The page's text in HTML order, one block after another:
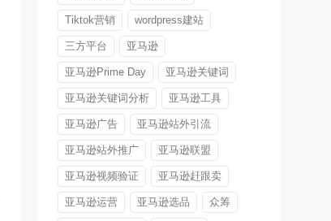
Tiktok营销 wordpress建站
三方平台 亚马逊
亚马逊Prime Day 亚马逊关键词
亚马逊关键词分析 亚马逊工具
亚马逊广告 亚马逊站外引流
亚马逊站外推广 亚马逊联盟
亚马逊视频验证 亚马逊赶跟卖
亚马逊运营 亚马逊选品 众筹